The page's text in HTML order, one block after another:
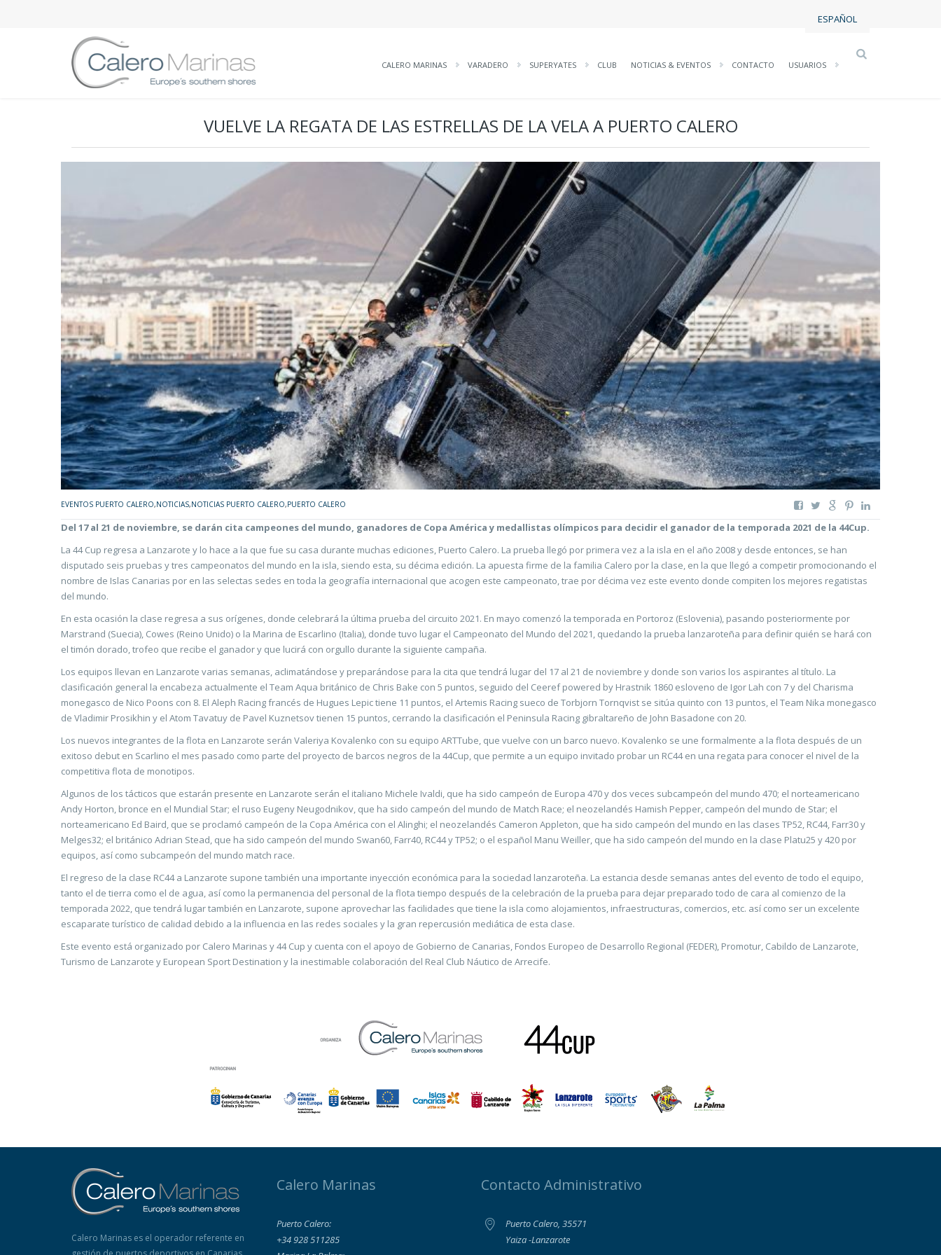
ESPAÑOL
CALERO MARINAS VARADERO SUPERYATES CLUB NOTICIAS & EVENTOS CONTACTO USUARIOS
VUELVE LA REGATA DE LAS ESTRELLAS DE LA VELA A PUERTO CALERO
EVENTOS PUERTO CALERO,NOTICIAS,NOTICIAS PUERTO CALERO,PUERTO CALERO
Del 17 al 21 de noviembre, se darán cita campeones del mundo, ganadores de Copa América y medallistas olímpicos para decidir el ganador de la temporada 2021 de la 44Cup.
La 44 Cup regresa a Lanzarote y lo hace a la que fue su casa durante muchas ediciones, Puerto Calero. La prueba llegó por primera vez a la isla en el año 2008 y desde entonces, se han
disputado seis pruebas y tres campeonatos del mundo en la isla, siendo esta, su décima edición. La apuesta firme de la familia Calero por la clase, en la que llegó a competir promocionando el
nombre de Islas Canarias por en las selectas sedes en toda la geografía internacional que acogen este campeonato, trae por décima vez este evento donde compiten los mejores regatistas
del mundo.
En esta ocasión la clase regresa a sus orígenes, donde celebrará la última prueba del circuito 2021. En mayo comenzó la temporada en Portoroz (Eslovenia), pasando posteriormente por
Marstrand (Suecia), Cowes (Reino Unido) o la Marina de Escarlino (Italia), donde tuvo lugar el Campeonato del Mundo del 2021, quedando la prueba lanzaroteña para definir quién se hará con
el timón dorado, trofeo que recibe el ganador y que lucirá con orgullo durante la siguiente campaña.
Los equipos llevan en Lanzarote varias semanas, aclimatándose y preparándose para la cita que tendrá lugar del 17 al 21 de noviembre y donde son varios los aspirantes al título. La
clasificación general la encabeza actualmente el Team Aqua británico de Chris Bake con 5 puntos, seguido del Ceeref powered by Hrastnik 1860 esloveno de Igor Lah con 7 y del Charisma
monegasco de Nico Poons con 8. El Aleph Racing francés de Hugues Lepic tiene 11 puntos, el Artemis Racing sueco de Torbjorn Tornqvist se sitúa quinto con 13 puntos, el Team Nika monegasco
de Vladimir Prosikhin y el Atom Tavatuy de Pavel Kuznetsov tienen 15 puntos, cerrando la clasificación el Peninsula Racing gibraltareño de John Basadone con 20.
Los nuevos integrantes de la flota en Lanzarote serán Valeriya Kovalenko con su equipo ARTTube, que vuelve con un barco nuevo. Kovalenko se une formalmente a la flota después de un
exitoso debut en Scarlino el mes pasado como parte del proyecto de barcos negros de la 44Cup, que permite a un equipo invitado probar un RC44 en una regata para conocer el nivel de la
competitiva flota de monotipos.
Algunos de los tácticos que estarán presente en Lanzarote serán el italiano Michele Ivaldi, que ha sido campeón de Europa 470 y dos veces subcampeón del mundo 470; el norteamericano
Andy Horton, bronce en el Mundial Star; el ruso Eugeny Neugodnikov, que ha sido campeón del mundo de Match Race; el neozelandés Hamish Pepper, campeón del mundo de Star; el
norteamericano Ed Baird, que se proclamó campeón de la Copa América con el Alinghi; el neozelandés Cameron Appleton, que ha sido campeón del mundo en las clases TP52, RC44, Farr30 y
Melges32; el británico Adrian Stead, que ha sido campeón del mundo Swan60, Farr40, RC44 y TP52; o el español Manu Weiller, que ha sido campeón del mundo en la clase Platu25 y 420 por
equipos, así como subcampeón del mundo match race.
El regreso de la clase RC44 a Lanzarote supone también una importante inyección económica para la sociedad lanzaroteña. La estancia desde semanas antes del evento de todo el equipo,
tanto el de tierra como el de agua, así como la permanencia del personal de la flota tiempo después de la celebración de la prueba para dejar preparado todo de cara al comienzo de la
temporada 2022, que tendrá lugar también en Lanzarote, supone aprovechar las facilidades que tiene la isla como alojamientos, infraestructuras, comercios, etc. así como ser un excelente
escaparate turístico de calidad debido a la influencia en las redes sociales y la gran repercusión mediática de esta clase.
Este evento está organizado por Calero Marinas y 44 Cup y cuenta con el apoyo de Gobierno de Canarias, Fondos Europeo de Desarrollo Regional (FEDER), Promotur, Cabildo de Lanzarote,
Turismo de Lanzarote y European Sport Destination y la inestimable colaboración del Real Club Náutico de Arrecife.
Calero Marinas es el operador referente en
Calero Marinas
Puerto Calero:
+34 928 511285
Contacto Administrativo
Puerto Calero, 35571
Yaiza -Lanzarote